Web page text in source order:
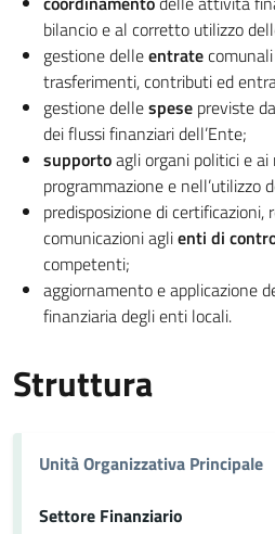
bilancio e al corretto utilizzo
gestione delleentrate
trasferimenti, contributi ed
gestione dellespese previste
dei flussi finanziari dell’Ente;
supportoagli organi politici e
programmazione e nell’utilizzo
predisposizione di certificazioni,
comunicazioni aglienti di
competenti;
aggiornamento e applicazione
finanziaria degli enti locali.
Struttura
Unità Organizzativa Principale
Settore Finanziario